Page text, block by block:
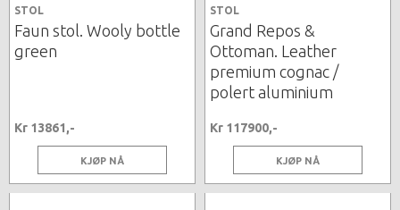
STOL
Faun stol. Wooly bottle
green
Kr 13861,-
KJØP NÅ
STOL
Grand Repos &
Ottoman. Leather
premium cognac /
polert aluminium
Kr 117900,-
KJØP NÅ